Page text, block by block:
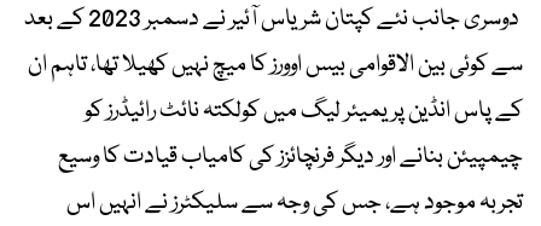
دوسری جانب نئے کپتان شریاس آئیر نے دسمبر 2023 کے بعد
سے کوئی بین الاقوامی بیس اوورز کا میچ نہیں کھیلا تھا، تاہم ان
کے پاس انڈین پریمیئر لیگ میں کولکتہ نائٹ رائیڈرز کو
چیمپیئن بنانے اور دیگر فرنچائزز کی کامیاب قیادت کا وسیع
تجربہ موجود ہے، جس کی وجہ سے سلیکٹرز نے انہیں اس